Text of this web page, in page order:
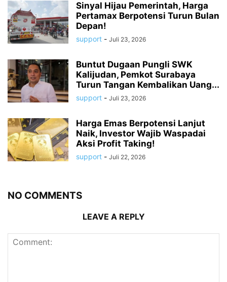
Sinyal Hijau Pemerintah, Harga
Pertamax Berpotensi Turun Bulan
Depan!
support - Juli 23, 2026
Buntut Dugaan Pungli SWK
Kalijudan, Pemkot Surabaya
Turun Tangan Kembalikan Uang...
support - Juli 23, 2026
Harga Emas Berpotensi Lanjut
Naik, Investor Wajib Waspadai
Aksi Profit Taking!
support - Juli 22, 2026
NO COMMENTS
LEAVE A REPLY